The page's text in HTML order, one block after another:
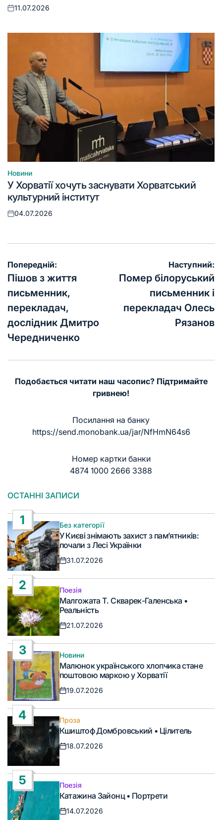
Оприлюднено
11.07.2026
Опублікувати
у
Новини
У Хорватії хочуть заснувати Хорватський
культурний інститут
Оприлюднено
04.07.2026
Навігація
записів
Попередній:
Пішов з життя
письменник,
перекладач,
дослідник Дмитро
Чередниченко
Наступний:
Помер білоруський
письменник і
перекладач Олесь
Рязанов
Подобається читати наш часопис? Підтримайте
гривнею!
Посилання на банку
https://send.monobank.ua/jar/NfHmN64s6
Номер картки банки
4874 1000 2666 3388
ОСТАННІ ЗАПИСИ
1
Опублікувати
у
Без категорії
У Києві знімають захист з пам’ятників:
почали з Лесі Українки
Дата
31.07.2026
2
Опублікувати
у
Поезія
Малгожата Т. Скварек-Галенська •
Реальність
Дата
21.07.2026
3
Опублікувати
у
Новини
Малюнок українського хлопчика стане
поштовою маркою у Хорватії
Дата
19.07.2026
4
Опублікувати
у
Проза
Кшиштоф Домбровський • Цілитель
Дата
запису
18.07.2026
5
Опублікувати
у
Поезія
Катажина Зайонц • Портрети
Дата
14.07.2026